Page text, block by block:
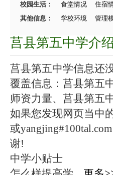
校园生活：
食堂情况 住宿
其他信息：
学校环境 管理
莒县第五中学介绍
莒县第五中学信息还
覆盖信息：莒县第五
师资力量、莒县第五
如果您发现网页当中
或
谢!
中学小贴士